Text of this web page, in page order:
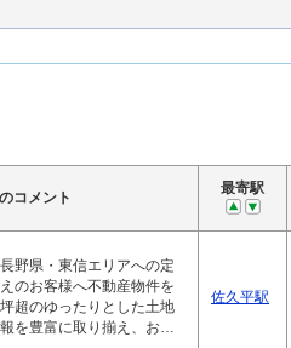
コメント
最寄駅
野県・東信エリアへの定
のお客様へ不動産物件を
超のゆったりとした土地
を豊富に取り揃え、お…
佐久平駅